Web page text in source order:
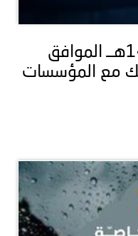
السعودية ـ 1446/07/22هــ الموافق
- تعاملك مع المؤسسات